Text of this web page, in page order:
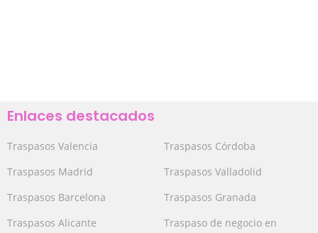
Enlaces destacados
Traspasos Valencia
Traspasos Madrid
Traspasos Barcelona
Traspasos Alicante
Traspasos Córdoba
Traspasos Valladolid
Traspasos Granada
Traspaso de negocio en